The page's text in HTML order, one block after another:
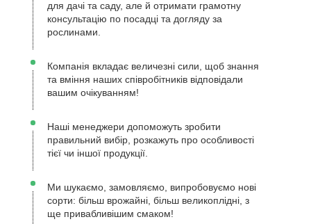
для дачі та саду, але й отримати грамотну
консультацію по посадці та догляду за
рослинами.
Компанія вкладає величезні сили, щоб знання
та вміння наших співробітників відповідали
вашим очікуванням!
Наші менеджери допоможуть зробити
правильний вибір, розкажуть про особливості
тієї чи іншої продукції.
Ми шукаємо, замовляємо, випробовуємо нові
сорти: більш врожайні, більш великоплідні, з
ще привабливішим смаком!